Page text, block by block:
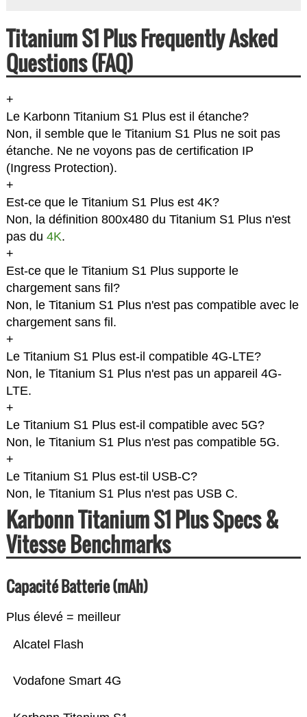
Titanium S1 Plus Frequently Asked
Questions (FAQ)
+
Le Karbonn Titanium S1 Plus est il étanche?
Non, il semble que le Titanium S1 Plus ne soit pas
étanche. Ne ne voyons pas de certification IP
(Ingress Protection).
+
Est-ce que le Titanium S1 Plus est 4K?
Non, la définition 800x480 du Titanium S1 Plus n'est
pas du 4K.
+
Est-ce que le Titanium S1 Plus supporte le
chargement sans fil?
Non, le Titanium S1 Plus n'est pas compatible avec le
chargement sans fil.
+
Le Titanium S1 Plus est-il compatible 4G-LTE?
Non, le Titanium S1 Plus n'est pas un appareil 4G-
LTE.
+
Le Titanium S1 Plus est-il compatible avec 5G?
Non, le Titanium S1 Plus n'est pas compatible 5G.
+
Le Titanium S1 Plus est-til USB-C?
Non, le Titanium S1 Plus n'est pas USB C.
Karbonn Titanium S1 Plus Specs &
Vitesse Benchmarks
Capacité Batterie (mAh)
Plus élevé = meilleur
Vodafone Smart 4G
Alcatel Flash